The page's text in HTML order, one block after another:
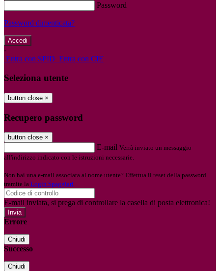
Password
Password dimenticata?
-
Entra con SPID Entra con CIE
Seleziona utente
button close ×
Recupero password
button close ×
E-mail Verrà inviato un messaggio
all'indirizzo indicato con le istruzioni necessarie.
Non hai una e-mail associata al nome utente? Effettua il reset della password
tramite la Login Spaggiari
E-mail inviata, si prega di controllare la casella di posta elettronica!
Errore
Chiudi
Successo
Chiudi